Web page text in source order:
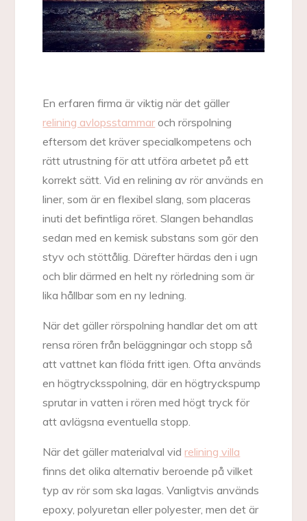
En erfaren firma är viktig när det gäller
relining avlopsstammar och rörspolning
eftersom det kräver specialkompetens och
rätt utrustning för att utföra arbetet på ett
korrekt sätt. Vid en relining av rör används en
liner, som är en flexibel slang, som placeras
inuti det befintliga röret. Slangen behandlas
sedan med en kemisk substans som gör den
styv och stöttålig. Därefter härdas den i ugn
och blir därmed en helt ny rörledning som är
lika hållbar som en ny ledning.
När det gäller rörspolning handlar det om att
rensa rören från beläggningar och stopp så
att vattnet kan flöda fritt igen. Ofta används
en högtrycksspolning, där en högtryckspump
sprutar in vatten i rören med högt tryck för
att avlägsna eventuella stopp.
När det gäller materialval vidrelining villa
finns det olika alternativ beroende på vilket
typ av rör som ska lagas. Vanligtvis används
epoxy, polyuretan eller polyester, men det är